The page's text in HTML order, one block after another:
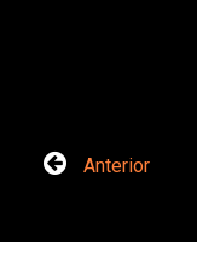
Anterior